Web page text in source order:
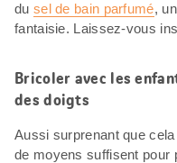
du sel de bain parfumé, un
fantaisie. Laissez-vous
Bricoler avec les
des doigts
Aussi surprenant que
de moyens suffisent pour